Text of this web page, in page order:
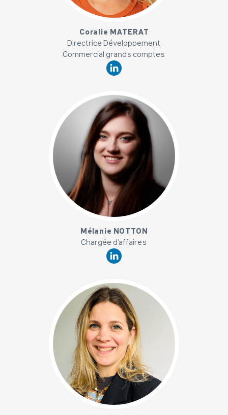
Coralie MATERAT
Directrice Développement
Commercial grands comptes
Mélanie NOTTON
Chargée d'affaires